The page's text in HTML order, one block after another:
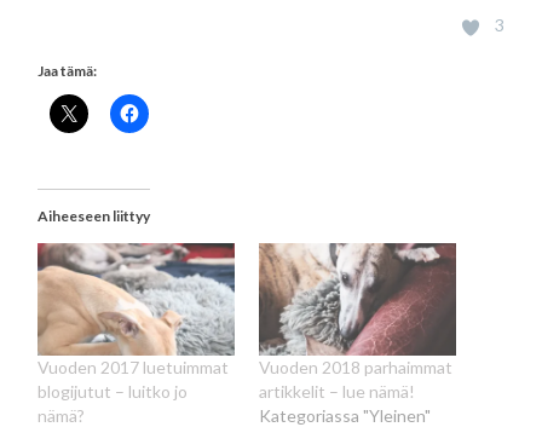
3
Jaa tämä:
Aiheeseen liittyy
Vuoden 2017 luetuimmat
blogijutut – luitko jo
nämä?
Vuoden 2018 parhaimmat
artikkelit – lue nämä!
Kategoriassa "Yleinen"